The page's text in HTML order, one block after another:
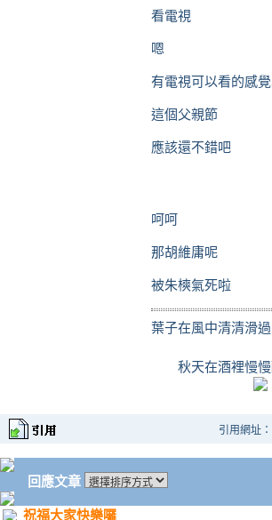
看電視
嗯
有電視可以看的感
這個父親節
應該還不錯吧
呵呵
那胡維庸呢
被朱樉氣死啦
葉子在風中清清滑
秋天在酒裡慢慢
引用網址
回應文章
祝福大家快樂囉